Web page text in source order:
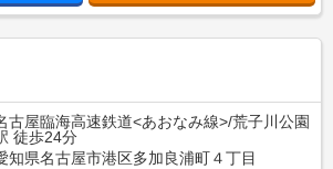
古屋臨海高速鉄道<あおなみ線>/荒子川公園
徒歩24分
知県名古屋市港区多加良浦町４丁目